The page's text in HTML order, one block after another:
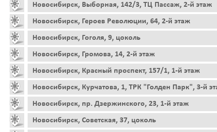
Новосибирск, Выборная, 142/3, ТЦ Пассаж, 2-й этаж
Новосибирск, Героев Революции, 64, 2-й этаж
Новосибирск, Гоголя, 9, цоколь
Новосибирск, Громова, 14, 2-й этаж
Новосибирск, Красный проспект, 157/1, 1-й этаж
Новосибирск, Курчатова, 1, ТРК "Голден Парк", 3-й
Новосибирск, пр. Дзержинского, 23, 1-й этаж
Новосибирск, Советская, 37, цоколь